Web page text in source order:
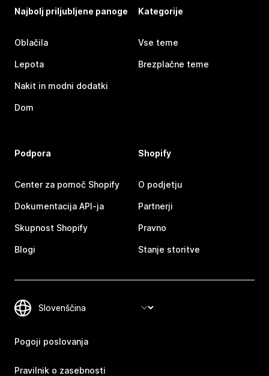
Najbolj priljubljene panoge
Oblačila
Lepota
Nakit in modni dodatki
Dom
Kategorije
Vse teme
Brezplačne teme
Podpora
Center za pomoč Shopify
Dokumentacija API-ja
Skupnost Shopify
Blogi
Shopify
O podjetju
Partnerji
Pravno
Stanje storitve
Pogoji poslovanja
Pravilnik o zasebnosti